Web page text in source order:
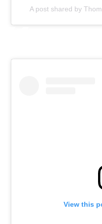
A post shared by
View this